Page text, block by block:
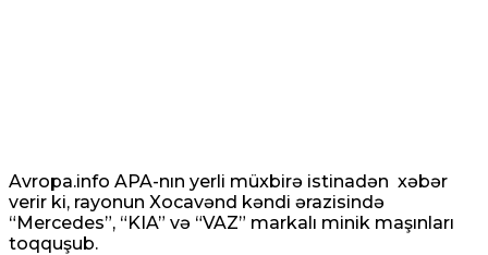
Avropa.info APA-nın yerli müxbirə istinadən xəbər
verir ki, rayonun Xocavənd kəndi ərazisində
“Mercedes”, “KIA” və “VAZ” markalı minik maşınları
toqquşub.